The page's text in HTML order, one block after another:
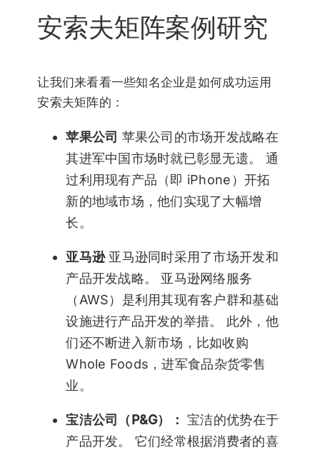
安索夫矩阵案例研究
让我们来看看一些知名企业是如何成功运用
安索夫矩阵的：
苹果公司 苹果公司的市场开发战略在
其进军中国市场时就已彰显无遗。 通
过利用现有产品（即 iPhone）开拓
新的地域市场，他们实现了大幅增
长。
亚马逊 亚马逊同时采用了市场开发和
产品开发战略。 亚马逊网络服务
（AWS）是利用其现有客户群和基础
设施进行产品开发的举措。 此外，他
们还不断进入新市场，比如收购
Whole Foods，进军食品杂货零售
业。
宝洁公司（P&G）：
宝洁的优势在于
产品开发。 它们经常根据消费者的喜